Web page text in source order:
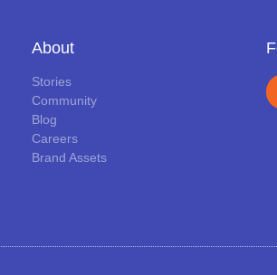
About
Stories
Community
Blog
Careers
Brand Assets